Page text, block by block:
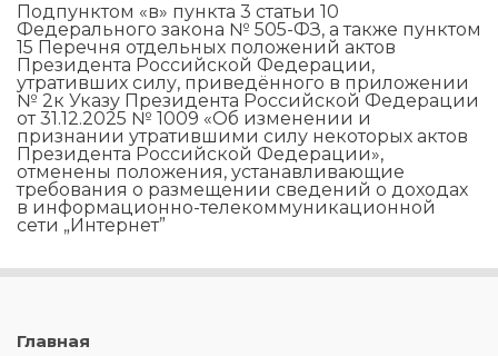
Подпунктом «в» пункта 3 статьи 10
Федерального закона № 505-ФЗ, а также пунктом
15 Перечня отдельных положений актов
Президента Российской Федерации,
утративших силу, приведённого в приложении
№ 2к Указу Президента Российской Федерации
от 31.12.2025 № 1009 «Об изменении и
признании утратившими силу некоторых актов
Президента Российской Федерации»,
отменены положения, устанавливающие
требования о размещении сведений о доходах
в информационно-телекоммуникационной
сети „Интернет”
Главная